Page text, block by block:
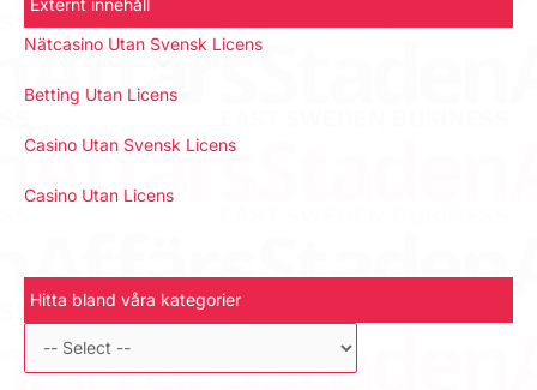
Externt innehåll
Nätcasino Utan Svensk Licens
Betting Utan Licens
Casino Utan Svensk Licens
Casino Utan Licens
Hitta bland våra kategorier